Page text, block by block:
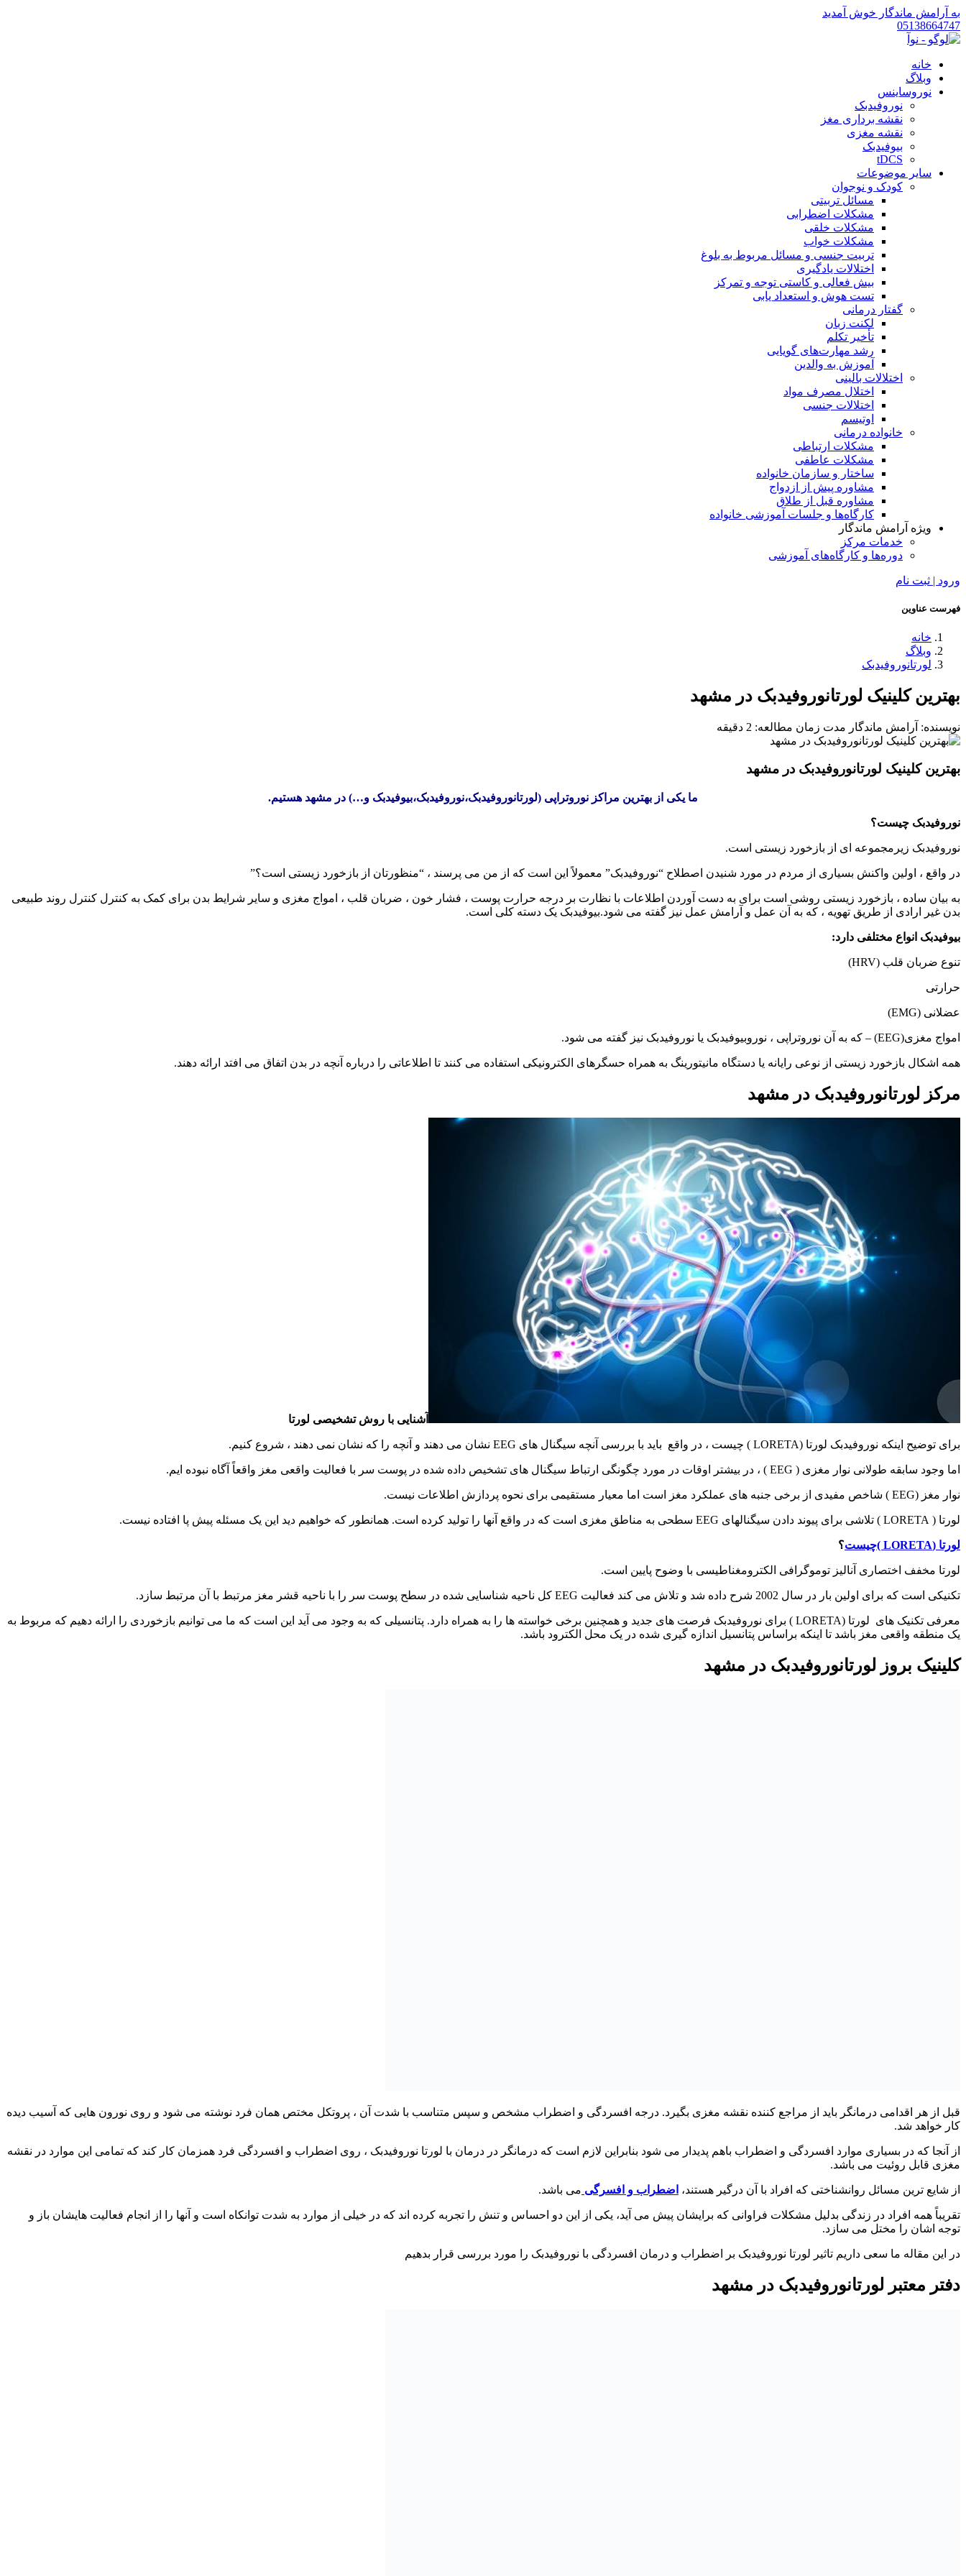
به آرامش ماندگار خوش آمدید
05138664747
خانه
وبلاگ
نوروساینس
نوروفیدبک
نقشه برداری مغز
نقشه مغزی
بیوفیدبک
tDCS
سایر موضوعات
کودک و نوجوان
مسائل تربیتی
مشکلات اضطرابی
مشکلات خلقی
مشکلات خواب
تربیت جنسی و مسائل مربوط به بلوغ
اختلالات یادگیری
بیش فعالی و کاستی توجه و تمرکز
تست هوش و استعداد یابی
گفتار درمانی
لکنت زبان
تأخیر تکلم
رشد مهارت‌های گویایی
آموزش به والدین
اختلالات بالینی
اختلال مصرف مواد
اختلالات جنسی
اوتیسم
خانواده درمانی
مشکلات ارتباطی
مشکلات عاطفی
ساختار و سازمان خانواده
مشاوره پیش از ازدواج
مشاوره قبل از طلاق
کارگاه‌ها و جلسات آموزشی خانواده
ویژه آرامش ماندگار
خدمات مرکز
دوره‌ها و کارگاه‌های آموزشی
ورود | ثبت نام
فهرست عناوین
خانه
وبلاگ
لورتانوروفیدبک
بهترین کلینیک لورتانوروفیدبک در مشهد
نویسنده: آرامش ماندگار مدت زمان مطالعه: 2 دقیقه
بهترین کلینیک لورتانوروفیدبک در مشهد
ما یکی از بهترین مراکز نوروتراپی (لورتانوروفیدبک،نوروفیدبک،بیوفیدبک و…) در مشهد هستیم.
نوروفیدبک چیست؟
نوروفیدبک زیرمجموعه ای از بازخورد زیستی است.
در واقع ، اولین واکنش بسیاری از مردم در مورد شنیدن اصطلاح “نوروفیدبک” معمولاً این است که از من می پرسند ، “منظورتان از بازخورد زیستی است؟”
به بیان ساده ، بازخورد زیستی روشی است برای به دست آوردن اطلاعات با نظارت بر درجه حرارت پوست ، فشار خون ، ضربان قلب ، امواج مغزی و سایر شرایط بدن برای کمک به کنترل کنترل روند طبیعی
بدن غیر ارادی از طریق تهویه ، که به آن عمل و آرامش عمل نیز گفته می شود.بیوفیدبک یک دسته کلی است.
بیوفیدبک انواع مختلفی دارد:
تنوع ضربان قلب (HRV)
حرارتی
عضلانی (EMG)
امواج مغزی(EEG) – که به آن نوروتراپی ، نوروبیوفیدبک یا نوروفیدبک نیز گفته می شود.
همه اشکال بازخورد زیستی از نوعی رایانه یا دستگاه مانیتورینگ به همراه حسگرهای الکترونیکی استفاده می کنند تا اطلاعاتی را درباره آنچه در بدن اتفاق می افتد ارائه دهند.
مرکز لورتانوروفیدبک در مشهد
آشنایی با روش تشخیصی لورتا
برای توضیح اینکه نوروفیدبک لورتا (LORETA ) چیست ، در واقع باید با بررسی آنچه سیگنال های EEG نشان می دهند و آنچه را که نشان نمی دهند ، شروع کنیم.
اما وجود سابقه طولانی نوار مغزی ( EEG ) ، در بیشتر اوقات در مورد چگونگی ارتباط سیگنال های تشخیص داده شده در پوست سر با فعالیت واقعی مغز واقعاً آگاه نبوده ایم.
نوار مغز (EEG ) شاخص مفیدی از برخی جنبه های عملکرد مغز است اما معیار مستقیمی برای نحوه پردازش اطلاعات نیست.
لورتا ( LORETA ) تلاشی برای پیوند دادن سیگنالهای EEG سطحی به مناطق مغزی است که در واقع آنها را تولید کرده است. همانطور که خواهیم دید این یک مسئله پیش پا افتاده نیست.
لورتا (LORETA )چیست ؟
لورتا مخفف اختصاری آنالیز توموگرافی الکترومغناطیسی با وضوح پایین است.
تکنیکی است که برای اولین بار در سال 2002 شرح داده شد و تلاش می کند فعالیت EEG کل ناحیه شناسایی شده در سطح پوست سر را با ناحیه قشر مغز مرتبط با آن مرتبط سازد.
معرفی تکنیک های لورتا (LORETA ) برای نوروفیدبک فرصت های جدید و همچنین برخی خواسته ها را به همراه دارد. پتانسیلی که به وجود می آید این است که ما می توانیم بازخوردی را ارائه دهیم که مربوط به
یک منطقه واقعی مغز باشد تا اینکه براساس پتانسیل اندازه گیری شده در یک محل الکترود باشد.
کلینیک بروز لورتانوروفیدبک در مشهد
قبل از هر اقدامی درمانگر باید از مراجع کننده نقشه مغزی بگیرد. درجه افسردگی و اضطراب مشخص و سپس متناسب با شدت آن ، پروتکل مختص همان فرد نوشته می شود و روی نورون هایی که آسیب دیده
کار خواهد شد.
از آنجا که در بسیاری موارد افسردگی و اضطراب باهم پدیدار می شود بنابراین لازم است که درمانگر در درمان با لورتا نوروفیدبک ، روی اضطراب و افسردگی فرد همزمان کار کند که تمامی این موارد در نقشه
مغزی قابل روئیت می باشد.
از شایع ترین مسائل روانشناختی که افراد با آن درگیر هستند، اضطراب و افسرگی می باشد.
تقریباً همه افراد در زندگی بدلیل مشکلات فراوانی که برایشان پیش می آید، یکی از این دو احساس و تنش را تجربه کرده اند که در خیلی از موارد به شدت توانکاه است و آنها را از انجام فعالیت هایشان باز و
توجه اشان را مختل می سازد.
در این مقاله ما سعی داریم تاثیر لورتا نوروفیدبک بر اضطراب و درمان افسردگی با نوروفیدبک را مورد بررسی قرار بدهیم
دفتر معتبر لورتانوروفیدبک در مشهد